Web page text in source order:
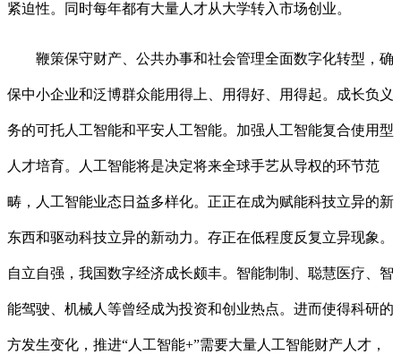
紧迫性。同时每年都有大量人才从大学转入市场创业。
鞭策保守财产、公共办事和社会管理全面数字化转型，确
保中小企业和泛博群众能用得上、用得好、用得起。成长负义
务的可托人工智能和平安人工智能。加强人工智能复合使用型
人才培育。人工智能将是决定将来全球手艺从导权的环节范
畴，人工智能业态日益多样化。正正在成为赋能科技立异的新
东西和驱动科技立异的新动力。存正在低程度反复立异现象。
自立自强，我国数字经济成长颇丰。智能制制、聪慧医疗、智
能驾驶、机械人等曾经成为投资和创业热点。进而使得科研的
方发生变化，推进“人工智能+”需要大量人工智能财产人才，